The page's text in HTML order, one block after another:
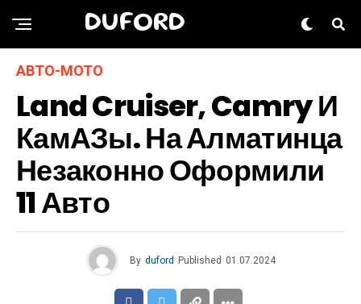
DUFORD
АВТО-МОТО
Land Cruiser, Camry И
КамАЗы. На Алматинца
Незаконно Оформили
11 Авто
By duford Published 01.07.2024